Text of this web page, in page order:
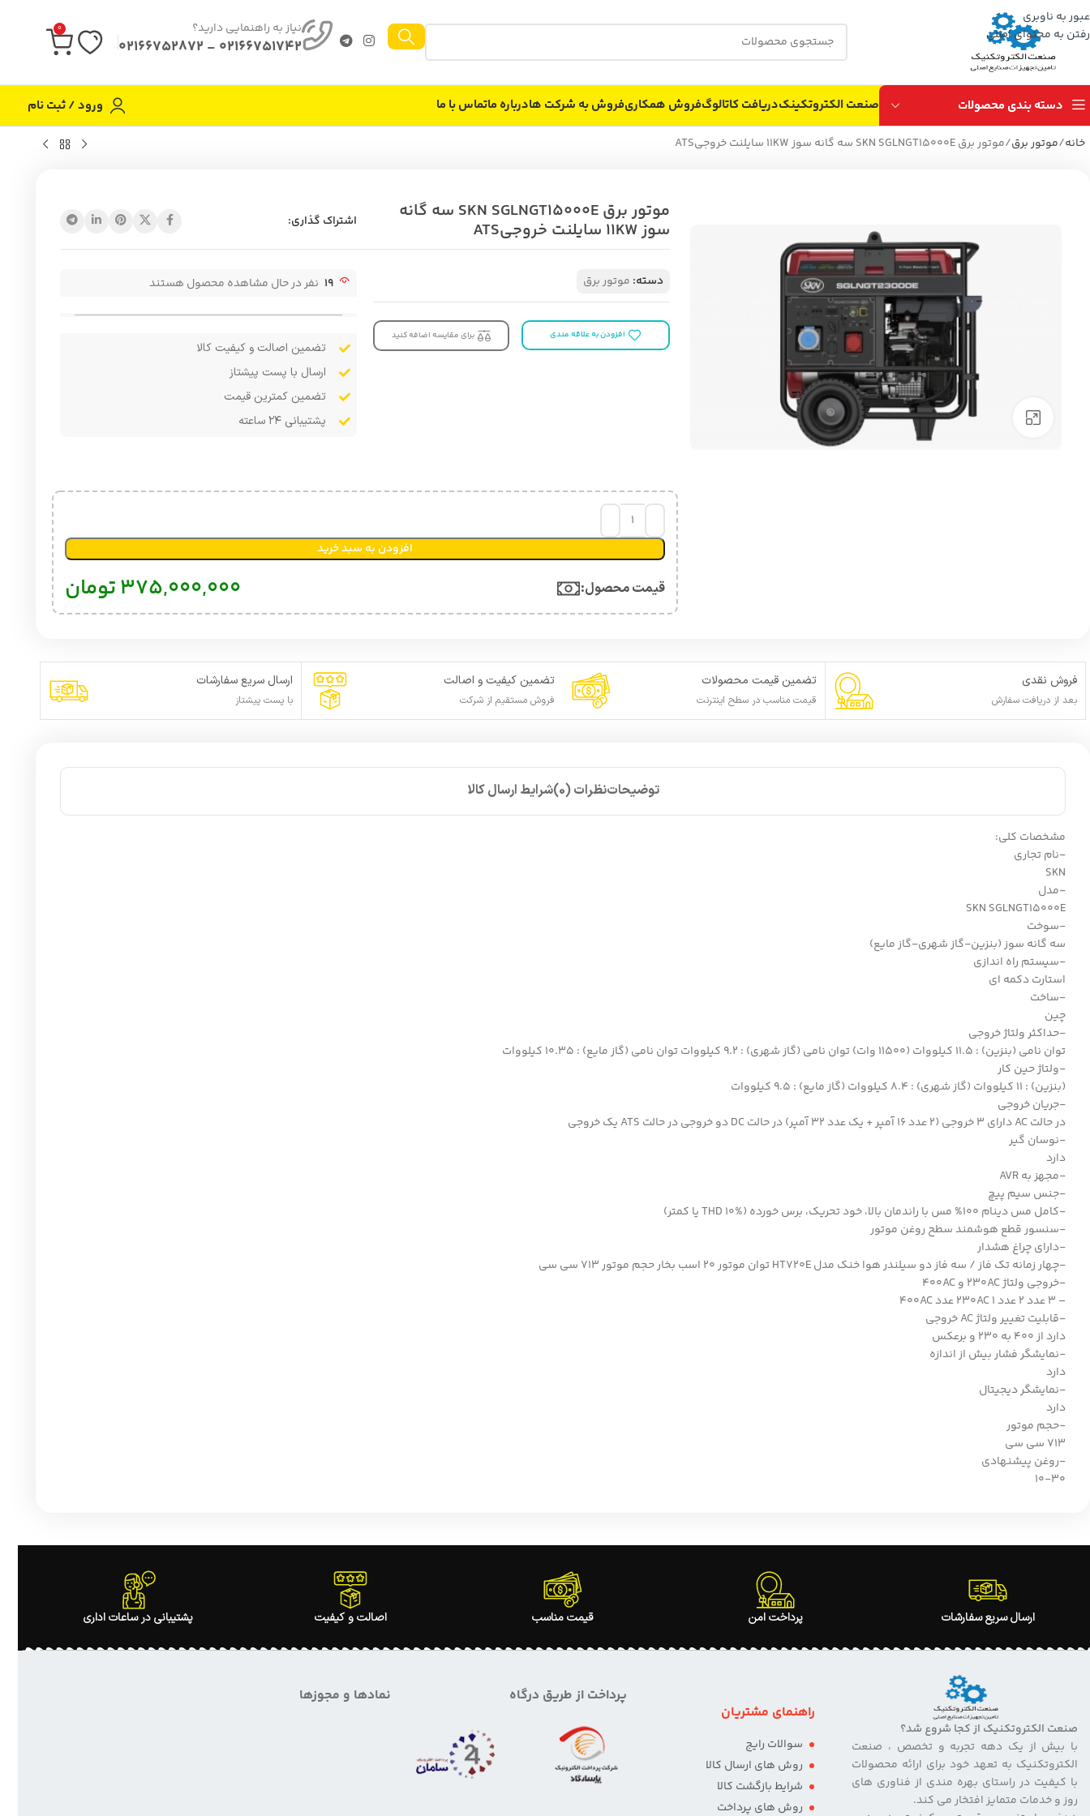
عبور به ناوبری
رفتن به محتوای اصلی
نیاز به راهنمایی دارید؟
02166751742 - 02166752872
0
دسته بندی محصولات صنعت الکتروتکینکدریافت کاتالوگفروش همکاریفروش به شركت هادرباره ماتماس با ما ورود / ثبت نام
خانه موتور برق موتور برق SKN SGLNGT15000E سه گانه سوز 11KW سایلنت خروجیATS
بزرگنمایی تصویر
موتور برق SKN SGLNGT15000E سه گانه
سوز 11KW سایلنت خروجیATS اشتراک گذاری:
دسته: موتور برق
افزودن به علاقه مندی برای مقایسه اضافه کنید
19 نفر در حال مشاهده محصول هستند
تضمین اصالت و کیفیت کالا
ارسال با پست پیشتاز
تضمین کمترین قیمت
پشتیبانی ۲۴ ساعته
افزودن به سبد خرید
قیمت محصول:​ 375,000,000تومان
فروش نقدی
بعد از دریافت سفارش
تضمین قیمت محصولات
قیمت مناسب در سطح اینترنت
تضمین کیفیت و اصالت
فروش مستقیم از شرکت
ارسال سریع سفارشات
با پست پیشتاز
توضیحاتنظرات (0) شرایط ارسال کالا
مشخصات کلی:
-نام تجاری
SKN
-مدل
SKN SGLNGT15000E
-سوخت
سه گانه سوز (بنزین-گاز شهری-گاز مایع)
-سیستم راه اندازی
استارت دکمه ای
-ساخت
چین
-حداکثر ولتاژ خروجی
توان نامی (بنزین) : 11.5 کیلووات (11500 وات) توان نامی (گاز شهری) : 9.2 کیلووات توان نامی (گاز مایع) : 10.35 کیلووات
-ولتاژ حین کار
(بنزین) : 11 کیلووات (گاز شهری) : 8.4 کیلووات (گاز مایع) : 9.5 کیلووات
-جریان خروجی
در حالت AC دارای 3 خروجی (2 عدد 16 آمپر + یک عدد 32 آمپر) در حالت DC دو خروجی در حالت ATS یک خروجی
-نوسان گیر
دارد
-مجهز به AVR
-جنس سیم پیچ
-کامل مس دینام 100% مس با راندمان بالا، خود تحریک، برس خورده (THD 10% یا کمتر)
-سنسور قطع هوشمند سطح روغن موتور
-دارای چراغ هشدار
-چهار زمانه تک فاز / سه فاز دو سیلندر هوا خنک مدل HT720E توان موتور 20 اسب بخار حجم موتور 713 سی سی
-خروجی ولتاژ 230AC و 400AC
– 3 عدد 2 عدد 230AC 1 عدد 400AC
-قابلیت تغییر ولتاژ AC خروجی
دارد از 400 به 230 و برعکس
-نمایشگر فشار بیش از اندازه
دارد
-نمایشگر دیجیتال
دارد
-حجم موتور
713 سی سی
-روغن پیشنهادی
10-30
ارسال سریع سفارشات پرداخت امن قیمت مناسب اصالت و کیفیت پشتیبانی در ساعات اداری
صنعت الکتروتکنیک از کجا شروع شد؟
با بیش از یک دهه تجربه و تخصص ، صنعت
الکتروتکنیک به تعهد خود برای ارائه محصولات
با کیفیت در راستای بهره مندی از فناوری های
روز و خدمات متمایز افتخار می کند.
راهنمای مشتریان
سوالات رایج
روش های ارسال کالا
شرایط بازگشت کالا
روش های پرداخت
پرداخت از طریق درگاه نمادها و مجوزها